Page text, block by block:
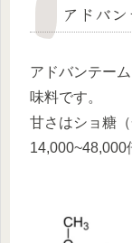
アドバ
アドバンテー
味料です。
甘さはショ糖
14,000~48,000